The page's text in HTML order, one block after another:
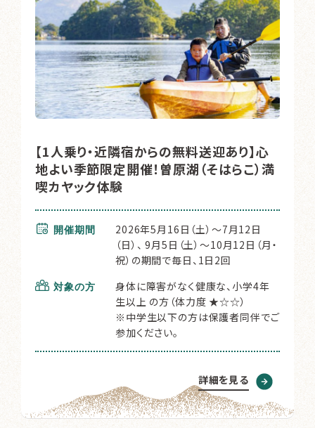
【1人乗り・近隣宿からの無料送迎あり】心
地よい季節限定開催！曽原湖（そはらこ）満
喫カヤック体験
開催期間
2026年5月16日（土）～7月12日
（日）、 9月5日（土）～10月12日（月・
祝）の期間で毎日、1日2回
対象の方
身体に障害がなく健康な、小学4年
生以上 の方（体力度 ★☆☆）
※中学生以下の方は保護者同伴でご
参加ください。
詳細を見る